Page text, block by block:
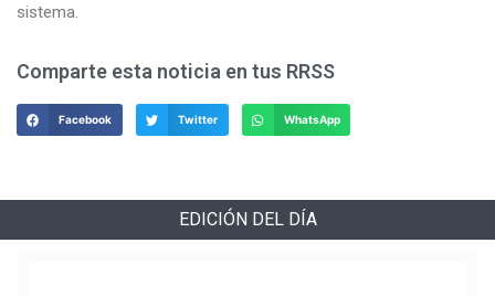
sistema.
Comparte esta noticia en tus RRSS
Facebook Twitter WhatsApp
EDICIÓN DEL DÍA